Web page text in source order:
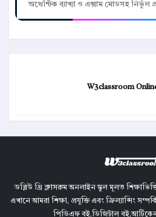
অথেন্টিক ব্যাখ্যা ও এক্সাম মোডসহ নির্ভুল
W3classroom
ডব্লিউ থ্রি ক্লাসরুম অনলাইন স্কুল মূলত
এখানে আমরা শিক্ষা, প্রযুক্তি এবং ফ্রিল্যান্সিং
পিডিএফ বই,ডিজিটাল বই,আর্টিকেল